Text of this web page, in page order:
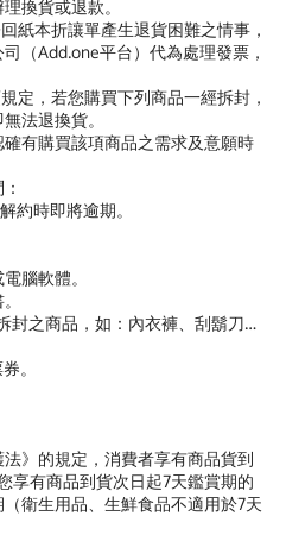
換貨或退款。
紙本折讓單產生退貨困難之情事，
（Add.one平台）代為處理發票，
定，若您購買下列商品一經拆封，
法退換貨。
有購買該項商品之需求及意願時
約時即將逾期。
腦軟體。
封之商品，如：內衣褲、刮鬍刀…
。
》的規定，消費者享有商品貨到
享有商品到貨次日起7天鑑賞期的
衛生用品、生鮮食品不適用於7天